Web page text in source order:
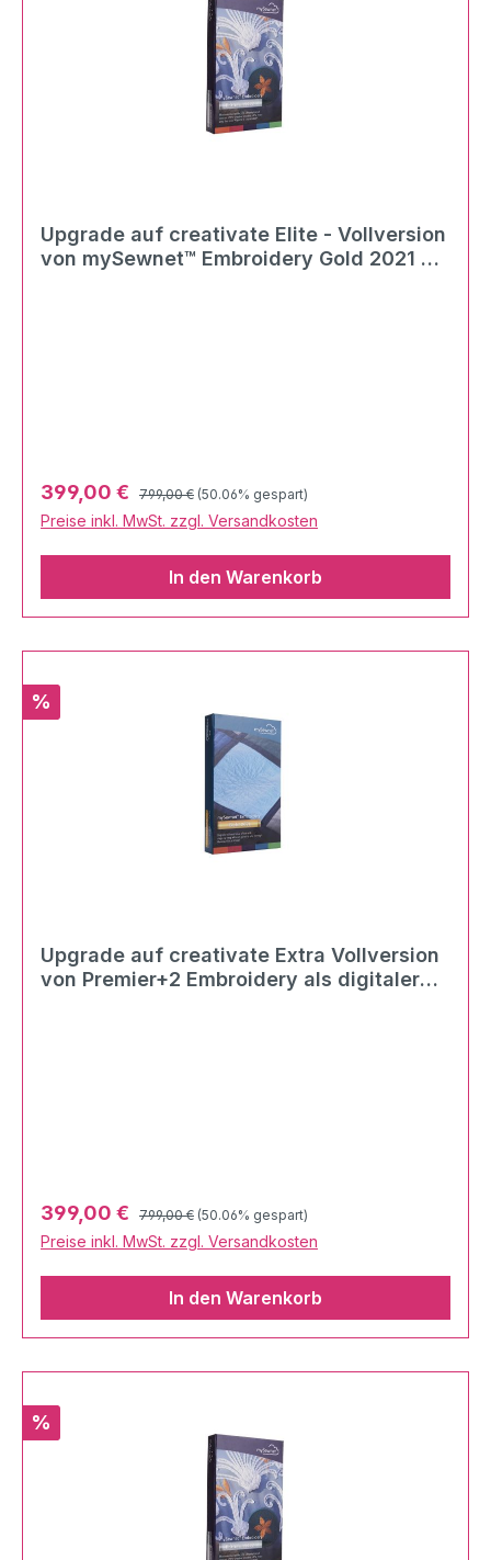
Upgrade auf creativate Elite - Vollversion
von mySewnet™ Embroidery Gold 2021 als
Verkaufspreis:
399,00 € Regulärer Preis:
799,00 € (50.06% gespart)
Preise inkl. MwSt. zzgl. Versandkosten
In den Warenkorb
Rabatt
%
Upgrade auf creativate Extra Vollversion
von Premier+2 Embroidery als digitaler
Verkaufspreis:
399,00 € Regulärer Preis:
799,00 € (50.06% gespart)
Preise inkl. MwSt. zzgl. Versandkosten
In den Warenkorb
Rabatt
%